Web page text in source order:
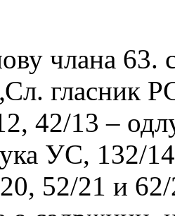
члана 63.
гласник
42/13 –
УС, 132/
52/21 и